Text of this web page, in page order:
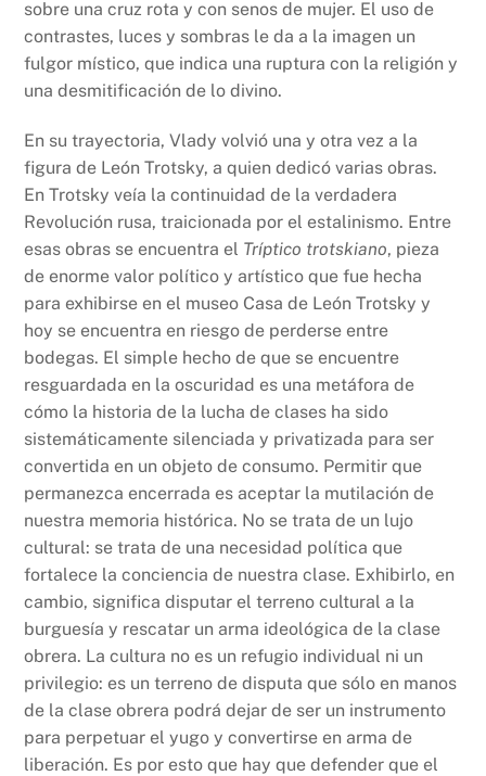
sobre una cruz rota y con senos de mujer. El uso de
contrastes, luces y sombras le da a la imagen un
fulgor místico, que indica una ruptura con la religión y
una desmitificación de lo divino.
En su trayectoria, Vlady volvió una y otra vez a la
figura de León Trotsky, a quien dedicó varias obras.
En Trotsky veía la continuidad de la verdadera
Revolución rusa, traicionada por el estalinismo. Entre
esas obras se encuentra el Tríptico trotskiano, pieza
de enorme valor político y artístico que fue hecha
para exhibirse en el museo Casa de León Trotsky y
hoy se encuentra en riesgo de perderse entre
bodegas. El simple hecho de que se encuentre
resguardada en la oscuridad es una metáfora de
cómo la historia de la lucha de clases ha sido
sistemáticamente silenciada y privatizada para ser
convertida en un objeto de consumo. Permitir que
permanezca encerrada es aceptar la mutilación de
nuestra memoria histórica. No se trata de un lujo
cultural: se trata de una necesidad política que
fortalece la conciencia de nuestra clase. Exhibirlo, en
cambio, significa disputar el terreno cultural a la
burguesía y rescatar un arma ideológica de la clase
obrera. La cultura no es un refugio individual ni un
privilegio: es un terreno de disputa que sólo en manos
de la clase obrera podrá dejar de ser un instrumento
para perpetuar el yugo y convertirse en arma de
liberación. Es por esto que hay que defender que el